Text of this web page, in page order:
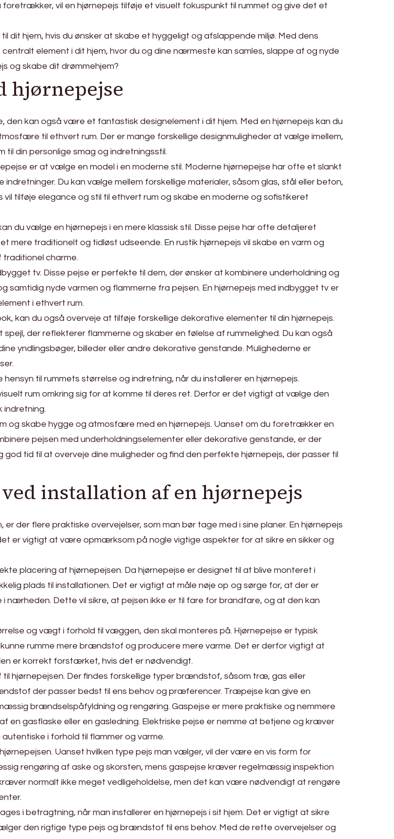
foretrækker, vil en hjørnepejs tilføje et visuelt fokuspunkt til rummet og give det et
dit hjem, hvis du ønsker at skabe et hyggeligt og afslappende miljø. Med dens
element i dit hjem, hvor du og dine nærmeste kan samles, slappe af og nyde
og skabe dit drømmehjem?
hjørnepejse
den kan også være et fantastisk designelement i dit hjem. Med en hjørnepejs kan du
til ethvert rum. Der er mange forskellige designmuligheder at vælge imellem,
til din personlige smag og indretningsstil.
er at vælge en model i en moderne stil. Moderne hjørnepejse har ofte et slankt
Du kan vælge mellem forskellige materialer, såsom glas, stål eller beton,
vil tilføje elegance og stil til ethvert rum og skabe en moderne og sofistikeret
du vælge en hjørnepejs i en mere klassisk stil. Disse pejse har ofte detaljeret
traditionelt og tidløst udseende. En rustik hjørnepejs vil skabe en varm og
charme.
tv. Disse pejse er perfekte til dem, der ønsker at kombinere underholdning og
samtidig nyde varmen og flammerne fra pejsen. En hjørnepejs med indbygget tv er
i ethvert rum.
kan du også overveje at tilføje forskellige dekorative elementer til din hjørnepejs.
der reflekterer flammerne og skaber en følelse af rummelighed. Du kan også
yndlingsbøger, billeder eller andre dekorative genstande. Mulighederne er
til rummets størrelse og indretning, når du installerer en hjørnepejs.
rum omkring sig for at komme til deres ret. Derfor er det vigtigt at vælge den
indretning.
og skabe hygge og atmosfære med en hjørnepejs. Uanset om du foretrækker en
pejsen med underholdningselementer eller dekorative genstande, er der
tid til at overveje dine muligheder og find den perfekte hjørnepejs, der passer til
installation af en hjørnepejs
der flere praktiske overvejelser, som man bør tage med i sine planer. En hjørnepejs
er vigtigt at være opmærksom på nogle vigtige aspekter for at sikre en sikker og
placering af hjørnepejsen. Da hjørnepejse er designet til at blive monteret i
plads til installationen. Det er vigtigt at måle nøje op og sørge for, at der er
Dette vil sikre, at pejsen ikke er til fare for brandfare, og at den kan
og vægt i forhold til væggen, den skal monteres på. Hjørnepejse er typisk
rumme mere brændstof og producere mere varme. Det er derfor vigtigt at
er korrekt forstærket, hvis det er nødvendigt.
hjørnepejsen. Der findes forskellige typer brændstof, såsom træ, gas eller
der passer bedst til ens behov og præferencer. Træpejse kan give en
brændselspåfyldning og rengøring. Gaspejse er mere praktiske og nemmere
en gasflaske eller en gasledning. Elektriske pejse er nemme at betjene og kræver
i forhold til flammer og varme.
Uanset hvilken type pejs man vælger, vil der være en vis form for
rengøring af aske og skorsten, mens gaspejse kræver regelmæssig inspektion
normalt ikke meget vedligeholdelse, men det kan være nødvendigt at rengøre
i betragtning, når man installerer en hjørnepejs i sit hjem. Det er vigtigt at sikre
den rigtige type pejs og brændstof til ens behov. Med de rette overvejelser og